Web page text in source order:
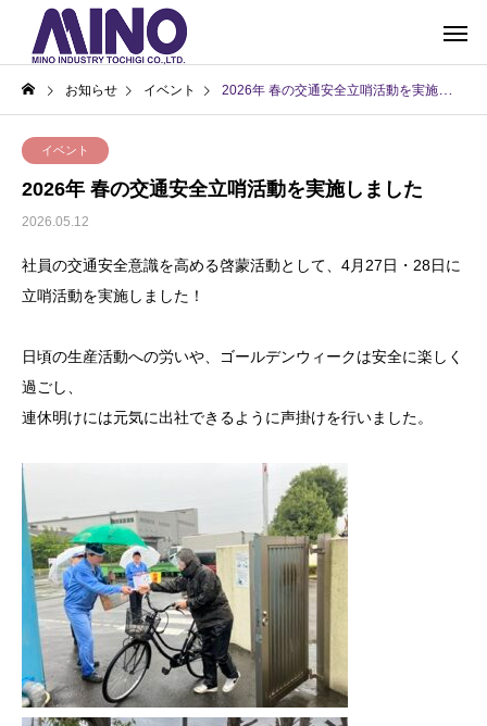
お知らせ イベント 2026年 春の交通安全立哨活動を実施しました
イベント
2026年 春の交通安全立哨活動を実施しました
2026.05.12
社員の交通安全意識を高める啓蒙活動として、4月27日・28日に
立哨活動を実施しました！
日頃の生産活動への労いや、ゴールデンウィークは安全に楽しく
過ごし、
連休明けには元気に出社できるように声掛けを行いました。